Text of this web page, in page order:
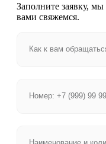
Заполните заявку,
вами свяжемся.